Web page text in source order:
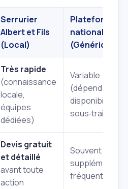
Serrurier
Albert et Fils
(Local)
Plateforme
nationale
(Générique)
Très rapide
(connaissance
locale,
équipes
dédiées)
Variable
(dépend de la
disponibilité
sous‑traitants)
Devis gratuit
et détaillé
avant toute
action
Souvent flous,
suppléments
fréquents